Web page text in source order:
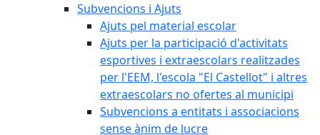
Subvencions i Ajuts
Ajuts pel material escolar
Ajuts per la participació d'activitats
esportives i extraescolars realitzades
per l'EEM, l'escola "El Castellot" i altres
extraescolars no ofertes al municipi
Subvencions a entitats i associacions
sense ànim de lucre